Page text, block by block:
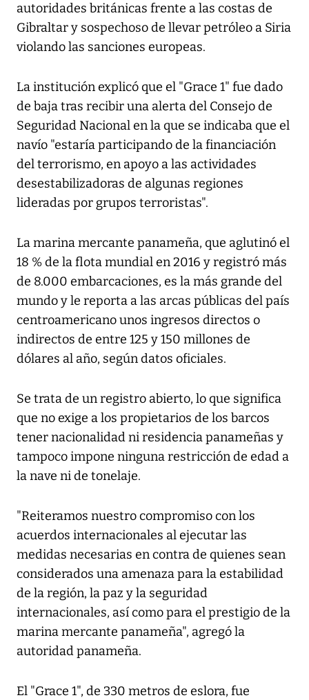
autoridades británicas frente a las costas de
Gibraltar y sospechoso de llevar petróleo a Siria
violando las sanciones europeas.
La institución explicó que el "Grace 1" fue dado
de baja tras recibir una alerta del Consejo de
Seguridad Nacional en la que se indicaba que el
navío "estaría participando de la financiación
del terrorismo, en apoyo a las actividades
desestabilizadoras de algunas regiones
lideradas por grupos terroristas".
La marina mercante panameña, que aglutinó el
18 % de la flota mundial en 2016 y registró más
de 8.000 embarcaciones, es la más grande del
mundo y le reporta a las arcas públicas del país
centroamericano unos ingresos directos o
indirectos de entre 125 y 150 millones de
dólares al año, según datos oficiales.
Se trata de un registro abierto, lo que significa
que no exige a los propietarios de los barcos
tener nacionalidad ni residencia panameñas y
tampoco impone ninguna restricción de edad a
la nave ni de tonelaje.
"Reiteramos nuestro compromiso con los
acuerdos internacionales al ejecutar las
medidas necesarias en contra de quienes sean
considerados una amenaza para la estabilidad
de la región, la paz y la seguridad
internacionales, así como para el prestigio de la
marina mercante panameña", agregó la
autoridad panameña.
El "Grace 1", de 330 metros de eslora, fue